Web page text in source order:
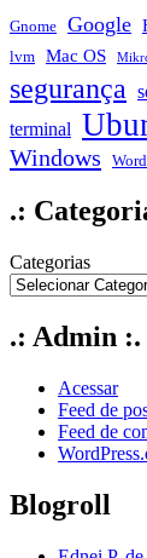
Gnome Google
lvm Mac OS
segurança
terminal
Windows
.:
Categorias
.: Admin :.
Acessar
Feed de
Feed de
Blogroll